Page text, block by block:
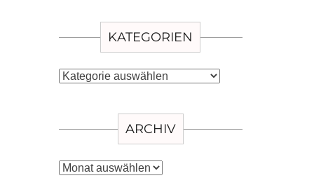
KATEGORIEN
Kategorien
ARCHIV
Archiv